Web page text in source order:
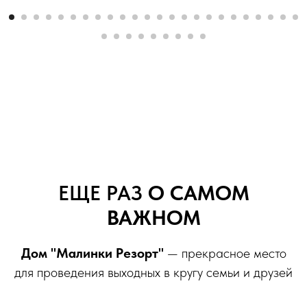
ЕЩЕ РАЗ О САМОМ
ВАЖНОМ
Дом "Maлинки Рeзopт" — прекрасное место
для проведения выходных в кругу семьи и друзей